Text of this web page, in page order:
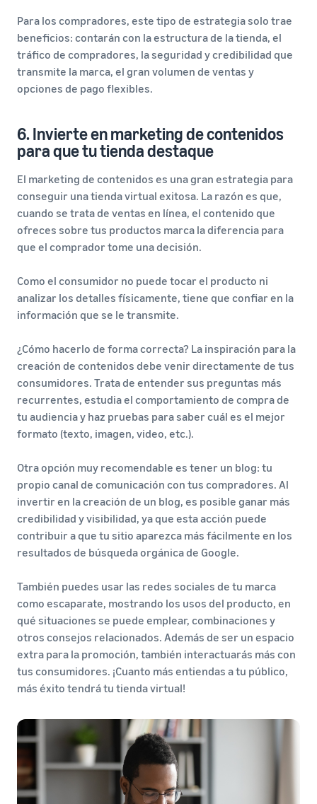
Para los compradores, este tipo de estrategia solo trae
beneficios: contarán con la estructura de la tienda, el
tráfico de compradores, la seguridad y credibilidad que
transmite la marca, el gran volumen de ventas y
opciones de pago flexibles.
6. Invierte en marketing de contenidos
para que tu tienda destaque
El marketing de contenidos es una gran estrategia para
conseguir una tienda virtual exitosa. La razón es que,
cuando se trata de ventas en línea, el contenido que
ofreces sobre tus productos marca la diferencia para
que el comprador tome una decisión.
Como el consumidor no puede tocar el producto ni
analizar los detalles físicamente, tiene que confiar en la
información que se le transmite.
¿Cómo hacerlo de forma correcta? La inspiración para la
creación de contenidos debe venir directamente de tus
consumidores. Trata de entender sus preguntas más
recurrentes, estudia el comportamiento de compra de
tu audiencia y haz pruebas para saber cuál es el mejor
formato (texto, imagen, video, etc.).
Otra opción muy recomendable es tener un blog: tu
propio canal de comunicación con tus compradores. Al
invertir en la creación de un blog, es posible ganar más
credibilidad y visibilidad, ya que esta acción puede
contribuir a que tu sitio aparezca más fácilmente en los
resultados de búsqueda orgánica de Google.
También puedes usar las redes sociales de tu marca
como escaparate, mostrando los usos del producto, en
qué situaciones se puede emplear, combinaciones y
otros consejos relacionados. Además de ser un espacio
extra para la promoción, también interactuarás más con
tus consumidores. ¡Cuanto más entiendas a tu público,
más éxito tendrá tu tienda virtual!